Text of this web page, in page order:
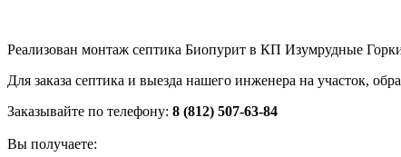
Реализован монтаж септика Биопурит в КП Изумрудные
Для заказа септика и выезда нашего инженера на участок,
Заказывайте по телефону: 8 (812) 507-63-84
Вы получаете: